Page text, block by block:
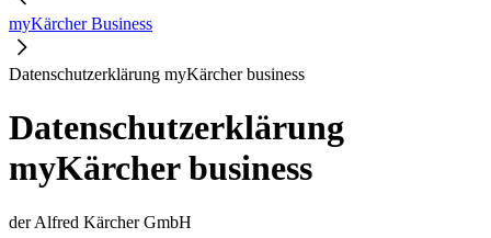
myKärcher Business
Datenschutzerklärung myKärcher business
Datenschutzerklärung
myKärcher business
der Alfred Kärcher GmbH